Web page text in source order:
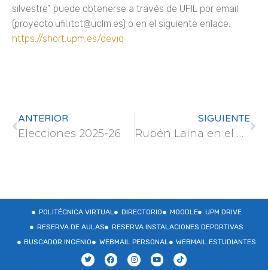
silvestre” puede obtenerse a través de UFIL por email
(proyecto.ufil.itct@uclm.es) o en el siguiente enlace:
https://short.upm.es/deviq
ANTERIOR
Elecciones 2025-26
SIGUIENTE
Rubén Laina en el Podcast SomosUPM
POLITÉCNICA VIRTUAL DIRECTORIO MOODLE
UPM DRIVE
RESERVA DE AULAS
RESERVA INSTALACIONES DEPORTIVAS
BUSCADOR INGENIO
WEBMAIL PERSONAL WEBMAIL ESTUDIANTES